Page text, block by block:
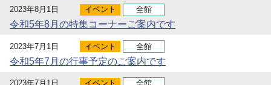
2023年8月1日 イベント 全館
令和5年8月の特集コーナーご案内です
2023年7月1日 イベント 全館
令和5年7月の行事予定のご案内です
2023年7月1日 イベント 全館